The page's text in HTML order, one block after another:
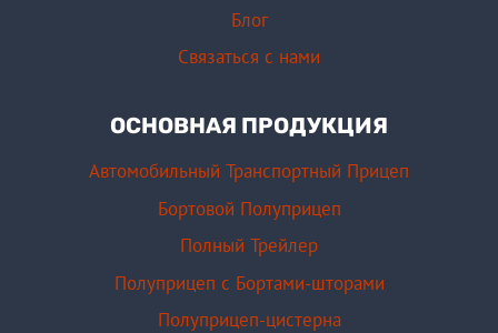
Блог
Связаться с нами
ОСНОВНАЯ ПРОДУКЦИЯ
Автомобильный Транспортный Прицеп
Бортовой Полуприцеп
Полный Трейлер
Полуприцеп с Бортами-шторами
Полуприцеп-цистерна